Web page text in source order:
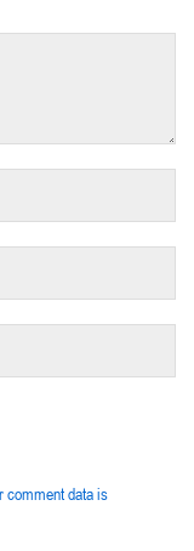
comment data is